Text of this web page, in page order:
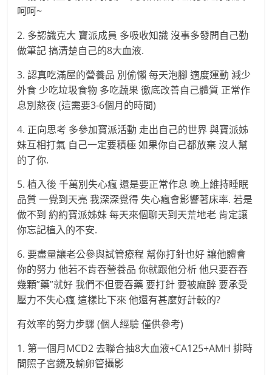
呵呵~
2. 多認識克大 寶派成員 多吸收知識 沒事多發問自己勤
做筆記 搞清楚自己的8大血液.
3. 認真吃滿屋的營養品 別偷懶 每天泡腳 適度運動 減少
外食 少吃垃圾食物 多吃蔬果 徹底改善自己體質 正常作
息別熬夜 (這需要3-6個月的時間)
4. 正向思考 多參加寶派活動 走出自己的世界 與寶派姊
妹互相打氣 自己一定要積極 如果你自己都放棄 沒人幫
的了你.
5. 植入後 千萬別失心瘋 還是要正常作息 晚上維持睡眠
品質 一覺到天亮 我深深覺得 失心瘋會影響著床率. 若是
做不到 約約寶派姊妹 每天來個聊天到天荒地老 肯定讓
你忘記植入的不安.
6. 要盡量讓老公參與試管療程 幫你打針也好 讓他體會
你的努力 他若不肯吞營養品 你就跟他分析 他只要吞吞
幾顆”藥”就好 我們不但要吞藥 要打針 要被麻醉 要承受
壓力不失心瘋 這樣比下來 他還有甚麼好計較的?
有效率的努力步驟 (個人經驗 僅供參考)
1. 第一個月MCD2 去聯合抽8大血液+CA125+AMH 排時
間照子宮鏡及輸卵管攝影